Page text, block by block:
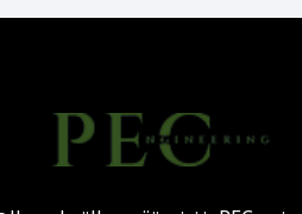
المباني أكثر إنسانية
الهندسة الرقمية في